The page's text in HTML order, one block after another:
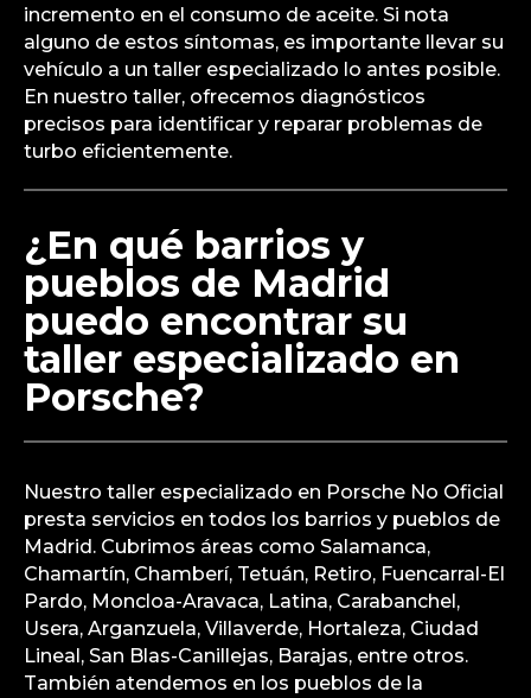
incremento en el consumo de aceite. Si nota
alguno de estos síntomas, es importante llevar su
vehículo a un taller especializado lo antes posible.
En nuestro taller, ofrecemos diagnósticos
precisos para identificar y reparar problemas de
turbo eficientemente.
¿En qué barrios y
pueblos de Madrid
puedo encontrar su
taller especializado en
Porsche?
Nuestro taller especializado en Porsche No Oficial
presta servicios en todos los barrios y pueblos de
Madrid. Cubrimos áreas como Salamanca,
Chamartín, Chamberí, Tetuán, Retiro, Fuencarral-El
Pardo, Moncloa-Aravaca, Latina, Carabanchel,
Usera, Arganzuela, Villaverde, Hortaleza, Ciudad
Lineal, San Blas-Canillejas, Barajas, entre otros.
También atendemos en los pueblos de la